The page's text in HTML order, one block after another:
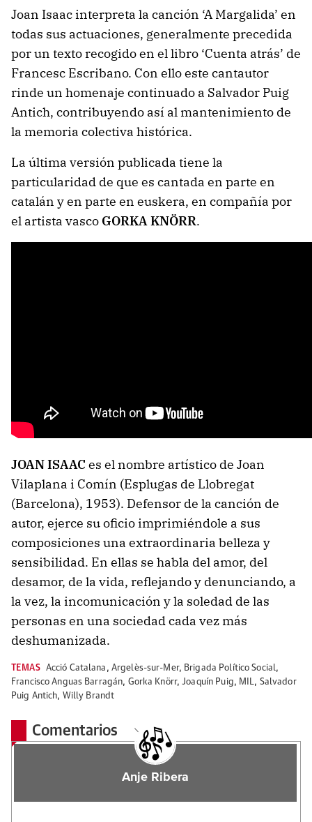
Joan Isaac interpreta la canción ‘A Margalida’ en
todas sus actuaciones, generalmente precedida
por un texto recogido en el libro ‘Cuenta atrás’ de
Francesc Escribano. Con ello este cantautor
rinde un homenaje continuado a Salvador Puig
Antich, contribuyendo así al mantenimiento de
la memoria colectiva histórica.
La última versión publicada tiene la
particularidad de que es cantada en parte en
catalán y en parte en euskera, en compañía por
el artista vasco GORKA KNÖRR.
JOAN ISAAC es el nombre artístico de Joan
Vilaplana i Comín (Esplugas de Llobregat
(Barcelona), 1953). Defensor de la canción de
autor, ejerce su oficio imprimiéndole a sus
composiciones una extraordinaria belleza y
sensibilidad. En ellas se habla del amor, del
desamor, de la vida, reflejando y denunciando, a
la vez, la incomunicación y la soledad de las
personas en una sociedad cada vez más
deshumanizada.
TEMAS Acció Catalana , Argelès-sur-Mer, Brigada Político Social,
Francisco Anguas Barragán, Gorka Knörr,Joaquín Puig, MIL, Salvador
Puig Antich, Willy Brandt
Comentarios
Anje Ribera